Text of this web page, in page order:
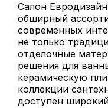
Салон
обширный
современных
не только
отделочные
решения для
керамическую
коллекции
доступен